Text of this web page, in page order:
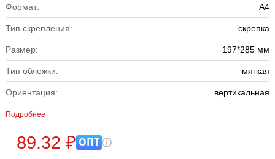
Формат: А4
Тип скрепления: скрепка
Размер: 197*285 мм
Тип обложки: мягкая
Ориентация: вертикальная
Подробнее
89.32 ₽ ОПТ